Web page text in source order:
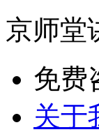
京师堂
免费
关于